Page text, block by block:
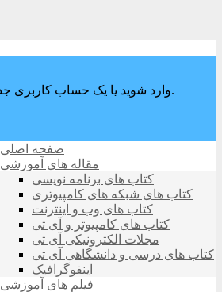
وارد شوید یا یک حساب کاربری جدید ایجاد کنید.
صفحه اصلی
مقاله های آموزشی
کتاب های برنامه نویسی
کتاب های شبکه های کامپیوتری
کتاب های وب و اینترنت
کتاب های کامپیوتر و آی تی
مجلات الکترونیکی آی تی
کتاب های درسی و دانشگاهی آی تی
اینفوگرافیک
فیلم های آموزشی